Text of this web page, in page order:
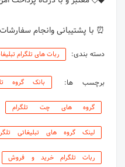
⏰ با پشتیبانی وانجام
دسته بندی: ربات های تلگرام
برچسب ها: بانک گروه
گروه های چت تلگرام
لینک گروه های تبلیغاتی
ربات تلگرام خرید و فروش